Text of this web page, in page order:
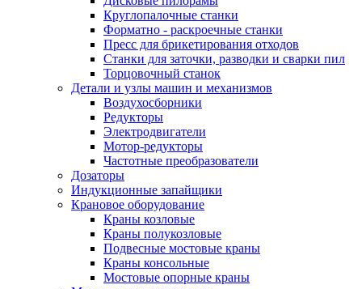
Круглопалочные станки
Форматно - раскроечные станки
Пресс для брикетирования отходов
Станки для заточки, разводки и сварки пил
Торцовочный станок
Детали и узлы машин и механизмов
Воздухосборники
Редукторы
Электродвигатели
Мотор-редукторы
Частотные преобразователи
Дозаторы
Индукционные запайщики
Крановое оборудование
Краны козловые
Краны полукозловые
Подвесные мостовые краны
Краны консольные
Мостовые опорные краны